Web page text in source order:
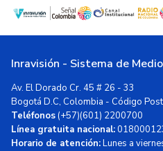
Inravisión - Sistema de
Av. El Dorado Cr. 45 # 26 - 33
Bogotá D.C, Colombia - Código
Teléfonos(+57)(601) 2200700
Línea gratuita nacional:
Horario de atención:Lunes a